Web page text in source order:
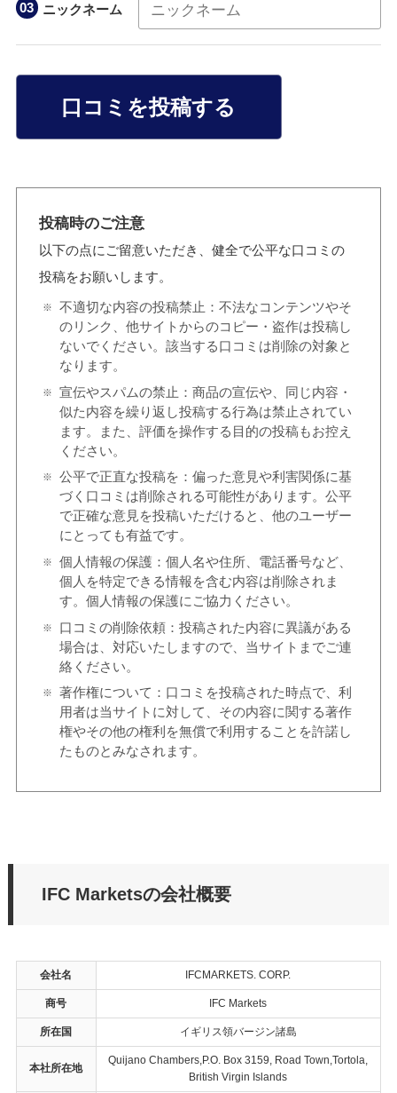
ニックネーム
口コミを投稿する
投稿時のご注意
以下の点にご留意いただき、健全で公平な口コミの
投稿をお願いします。
不適切な内容の投稿禁止：不法なコンテンツやそ
のリンク、他サイトからのコピー・盗作は投稿し
ないでください。該当する口コミは削除の対象と
なります。
宣伝やスパムの禁止：商品の宣伝や、同じ内容・
似た内容を繰り返し投稿する行為は禁止されてい
ます。また、評価を操作する目的の投稿もお控え
ください。
公平で正直な投稿を：偏った意見や利害関係に基
づく口コミは削除される可能性があります。公平
で正確な意見を投稿いただけると、他のユーザー
にとっても有益です。
個人情報の保護：個人名や住所、電話番号など、
個人を特定できる情報を含む内容は削除されま
す。個人情報の保護にご協力ください。
口コミの削除依頼：投稿された内容に異議がある
場合は、対応いたしますので、当サイトまでご連
絡ください。
著作権について：口コミを投稿された時点で、利
用者は当サイトに対して、その内容に関する著作
権やその他の権利を無償で利用することを許諾し
たものとみなされます。
IFC Marketsの会社概要
会社名 IFCMARKETS. CORP.
商号 IFC Markets
所在国 イギリス領バージン諸島
本社所在地
Quijano Chambers,P.O. Box 3159, Road Town,Tortola,
British Virgin Islands